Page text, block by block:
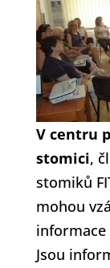
V centru
stomici,
stomiků
mohou
informace
Jsou